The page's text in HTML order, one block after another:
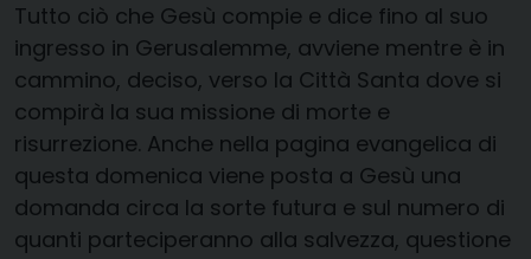
Tutto ciò che Gesù compie e dice fino al suo
ingresso in Gerusalemme, avviene mentre è in
cammino, deciso, verso la Città Santa dove si
compirà la sua missione di morte e
risurrezione. Anche nella pagina evangelica di
questa domenica viene posta a Gesù una
domanda circa la sorte futura e sul numero di
quanti parteciperanno alla salvezza, questione